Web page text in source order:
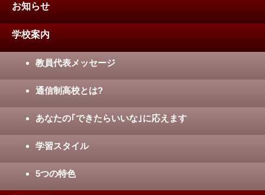
お知らせ
学校案内
教員代表メッセージ
通信制高校とは?
あなたの｢できたらいいな｣に応えます
学習スタイル
5つの特色